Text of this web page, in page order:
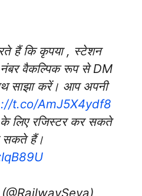
हैं कि कृपया , स्टेशन
नंबर वैकल्पिक रूप से DM
साझा करें। आप अपनी
t.co/AmJ5X4ydf8
के लिए रजिस्टर कर सकते
सकते हैं।